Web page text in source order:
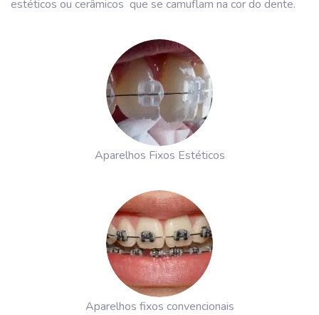
estéticos ou cerâmicos que se camuflam na cor do dente.
Aparelhos Fixos Estéticos
Aparelhos fixos convencionais